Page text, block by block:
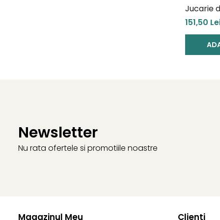
Jucarie
de tras
forme
151,50
Newsletter
Nu rata ofertele si promotiile noastre
Magazinul Meu Clienti